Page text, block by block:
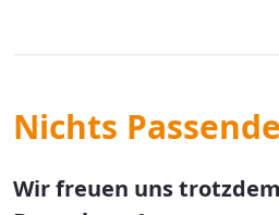
Nichts
Wir freuen uns